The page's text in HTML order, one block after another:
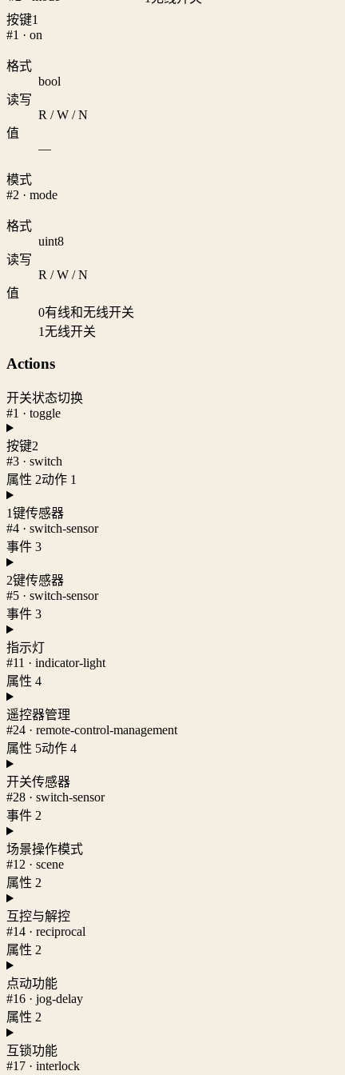
按键1
#1 · on
格式
bool
读写
R / W / N
值
—
模式
#2 · mode
格式
uint8
读写
R / W / N
值
0有线和无线开关
1无线开关
Actions
开关状态切换
#1 · toggle
按键2
#3 · switch
属性 2动作 1
1键传感器
#4 · switch-sensor
事件 3
2键传感器
#5 · switch-sensor
事件 3
指示灯
#11 · indicator-light
属性 4
遥控器管理
#24 · remote-control-management
属性 5动作 4
开关传感器
#28 · switch-sensor
事件 2
场景操作模式
#12 · scene
属性 2
互控与解控
#14 · reciprocal
属性 2
点动功能
#16 · jog-delay
属性 2
互锁功能
#17 · interlock